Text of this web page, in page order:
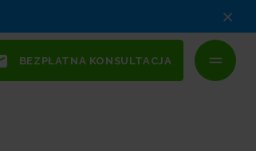
×
BEZPŁATNA KONSULTACJA